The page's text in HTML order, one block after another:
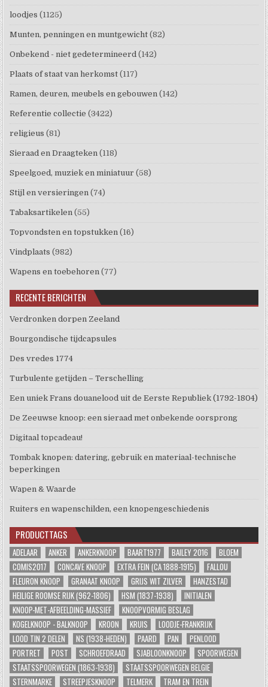
loodjes (1125)
Munten, penningen en muntgewicht (82)
Onbekend - niet gedetermineerd (142)
Plaats of staat van herkomst (117)
Ramen, deuren, meubels en gebouwen (142)
Referentie collectie (3422)
religieus (81)
Sieraad en Draagteken (118)
Speelgoed, muziek en miniatuur (58)
Stijl en versieringen (74)
Tabaksartikelen (55)
Topvondsten en topstukken (16)
Vindplaats (982)
Wapens en toebehoren (77)
RECENTE BERICHTEN
Verdronken dorpen Zeeland
Bourgondische tijdcapsules
Des vredes 1774
Turbulente getijden – Terschelling
Een uniek Frans douanelood uit de Eerste Republiek (1792-1804)
De Zeeuwse knoop: een sieraad met onbekende oorsprong
Digitaal topcadeau!
Tombak knopen: datering, gebruik en materiaal-technische
beperkingen
Wapen & Waarde
Ruiters en wapenschilden, een knopengeschiedenis
PRODUCTTAGS
ADELAAR ANKER ANKERKNOOP BAART1977 BAILEY 2016
BLOEM
COMIS2017
CONCAVE KNOOP EXTRA FEIN (CA 1888-1915)
FALLOU
FLEURON KNOOP
GRANAAT KNOOP GRIJS WIT ZILVER
HANZESTAD
HEILIGE ROOMSE RIJK (962-1806)
HSM (1837-1938)
INITIALEN
KNOOP-MET-AFBEELDING-MASSIEF
KNOOPVORMIG BESLAG
KOGELKNOOP - BALKNOOP
KROON KRUIS
LOODJE-FRANKRIJK
LOOD TIN 2 DELEN
NS (1938-HEDEN) PAARD PAN
PENLOOD
PORTRET
POST SCHROEFDRAAD SJABLOONKNOOP
SPOORWEGEN
STAATSSPOORWEGEN (1863-1938)
STAATSSPOORWEGEN BELGIE
STERNMARKE
STREEPJESKNOOP TELMERK TRAM EN TREIN